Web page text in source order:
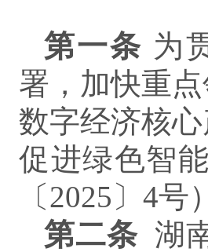
第一条 为
署，加快重
数字经济核
促进绿色智
〔2025〕4
第二条 湖